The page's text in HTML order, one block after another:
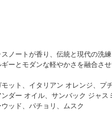
ノートが香り、伝統と現代の洗
ーとモダンな軽やかさを融合させ
モット、イタリアン オレンジ、プ
ダー オイル、サンバック ジャス
ッド、パチョリ、ムスク